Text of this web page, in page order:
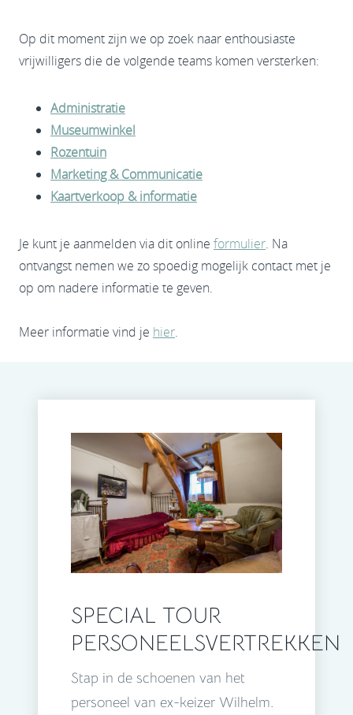
Op dit moment zijn we op zoek naar enthousiaste
vrijwilligers die de volgende teams komen versterken:
Administratie
Museumwinkel
Rozentuin
Marketing & Communicatie
Kaartverkoop & informatie
Je kunt je aanmelden via dit online formulier. Na
ontvangst nemen we zo spoedig mogelijk contact met je
op om nadere informatie te geven.
Meer informatie vind je hier.
SPECIAL TOUR
PERSONEELSVERTREKKEN
Stap in de schoenen van het
personeel van ex-keizer Wilhelm.